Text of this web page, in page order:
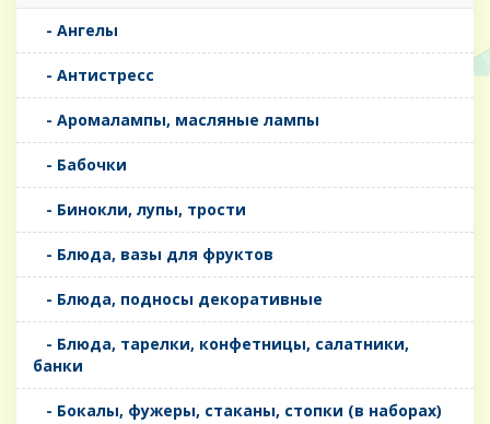
- Ангелы
- Антистресс
- Аромалампы, масляные лампы
- Бабочки
- Бинокли, лупы, трости
- Блюда, вазы для фруктов
- Блюда, подносы декоративные
- Блюда, тарелки, конфетницы, салатники,
банки
- Бокалы, фужеры, стаканы, стопки (в наборах)